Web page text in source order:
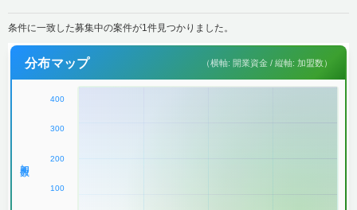
条件に一致した募集中の案件が1件見つかりました。
分布マップ （横軸: 開業資金 / 縦軸: 加盟数）
400
300
200
100